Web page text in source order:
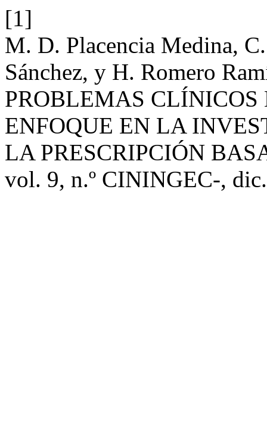
[1]
M. D. Placencia Medina,
Sánchez, y H. Romero
PROBLEMAS
ENFOQUE EN LA
LA PRESCRIPCIÓN
vol. 9, n.º CININGEC-,